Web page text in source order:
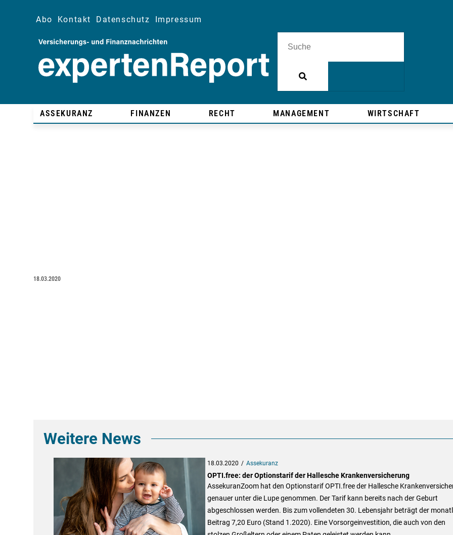
Abo Kontakt Datenschutz Impressum
ASSEKURANZ FINANZEN RECHT MANAGEMENT WIRTSCHAFT
18.03.2020
Weitere News
18.03.2020 Assekuranz
OPTI.free: der Optionstarif der Hallesche Krankenversicherung
AssekuranZoom hat den Optionstarif OPTI.free der Hallesche
genauer unter die Lupe genommen. Der Tarif kann bereits nach der Geburt
abgeschlossen werden. Bis zum vollendeten 30. Lebensjahr beträgt der
Beitrag 7,20 Euro (Stand 1.2020). Eine Vorsorgeinvestition, die auch von den